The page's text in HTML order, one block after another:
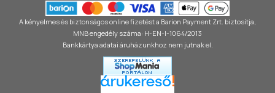
A kényelmes és biztonságos online fizetést a Barion Payment Zrt. biztosítja,
MNB engedély száma: H-EN-I-1064/2013
Bankkártya adatai áruházunkhoz nem jutnak el.